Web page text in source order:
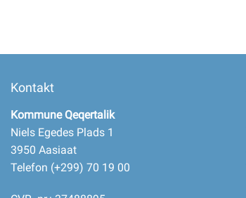
Kontakt
Kommune Qeqertalik
Niels Egedes Plads 1
3950 Aasiaat
Telefon (+299) 70 19 00